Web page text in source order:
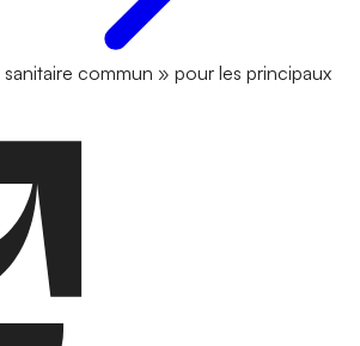
commun » pour les principaux